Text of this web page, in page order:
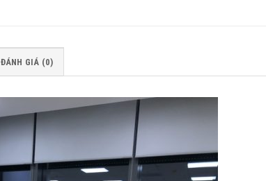
ĐÁNH GIÁ (0)